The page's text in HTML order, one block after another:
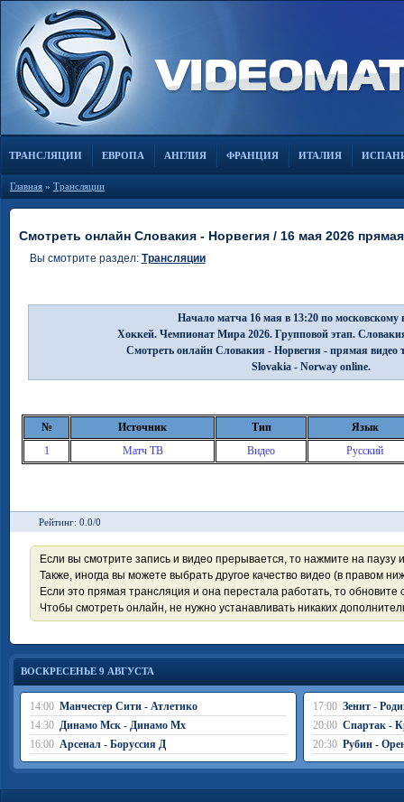
ТРАНСЛЯЦИИ ЕВРОПА АНГЛИЯ ФРАНЦИЯ ИТАЛИЯ
Главная » Трансляции
Смотреть онлайн Словакия - Норвегия / 16 мая 2026
Вы смотрите раздел: Трансляции
Начало матча 16 мая в 13:20 по московскому
Хоккей. Чемпионат Мира 2026. Групповой этап.
Смотреть онлайн Словакия - Норвегия - прямая видео
Slovakia - Norway online.
№ Источник Тип
Язык
1
Матч ТВ Видео Русский
Рейтинг: 0.0/0
Если вы смотрите запись и видео прерывается, то нажмите на паузу
Также, иногда вы можете выбрать другое качество видео (в правом
Если это прямая трансляция и она перестала работать, то обновите
Чтобы смотреть онлайн, не нужно устанавливать никаких
ВОСКРЕСЕНЬЕ 9 АВГУСТА
14:00 Манчестер Сити - Атлетико
14:30 Динамо Мск - Динамо Мх
16:00 Арсенал - Боруссия Д
17:00 Зенит -
20:00 Спартак -
20:30 Рубин -